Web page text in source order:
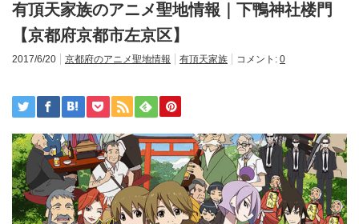
有頂天家族のアニメ聖地情報｜下鴨神社楼門
【京都府京都市左京区】
2017/6/20 京都府のアニメ聖地情報 有頂天家族 コメント: 0